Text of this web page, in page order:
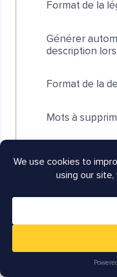
Format de la
Générer
description
Format de la
Mots à
de l'IA AIOSEO
RECHERCHER DANS LA